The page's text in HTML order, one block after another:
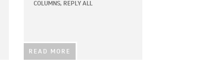
COLUMNS, REPLY ALL
READ MORE